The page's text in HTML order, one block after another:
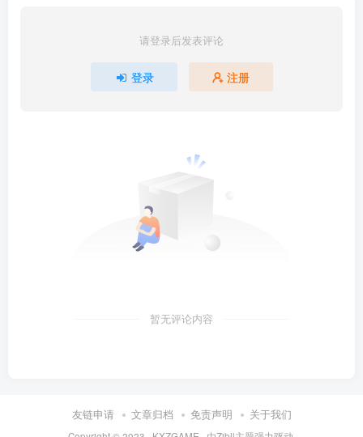
请登录后发表评论
登录 注册
暂无评论内容
友链申请 文章归档 免责声明 关于我们